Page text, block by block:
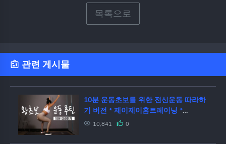
목록으로
관련 게시물
10분 운동초보를 위한 전신운동 따라하
기 버전 * 제이제이홈트레이닝 *
10minutes workout for beginner
10,841 0